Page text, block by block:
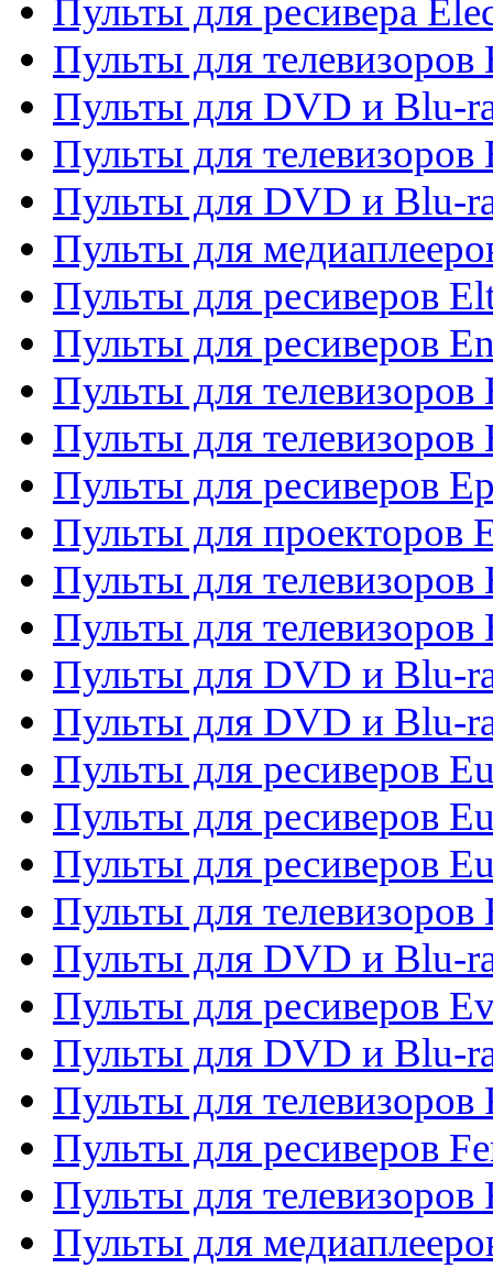
Пульты для ресивера
Пульты для телевизоров
Пульты для DVD и Blu-
Пульты для телевизоров
Пульты для DVD и Blu-
Пульты для
Пульты для ресиверов
Пульты для ресиверов
Пульты для телевизоров
Пульты для телевизоров
Пульты для ресиверов
Пульты для проекторов
Пульты для телевизоров
Пульты для телевизоров
Пульты для DVD и Blu-
Пульты для DVD и Blu-
Пульты для ресиверов
Пульты для ресиверов
Пульты для ресиверов
Пульты для телевизоров
Пульты для DVD и Blu-
Пульты для ресиверов
Пульты для DVD и Blu-
Пульты для телевизоров
Пульты для ресиверов
Пульты для
Пульты для